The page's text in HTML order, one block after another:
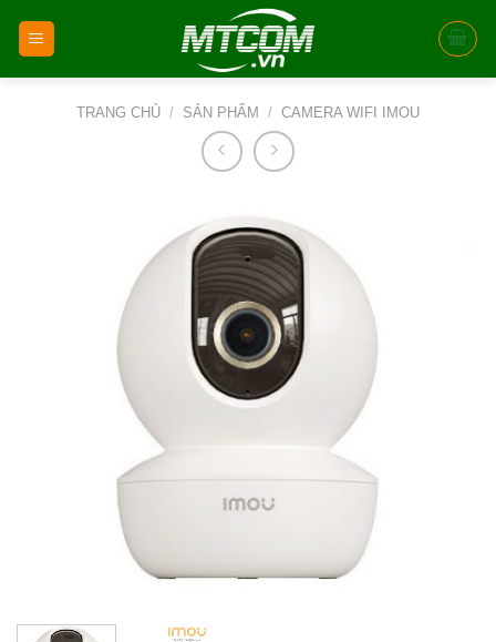
TRANG CHỦ / SẢN PHẨM / CAMERA WIFI IMOU